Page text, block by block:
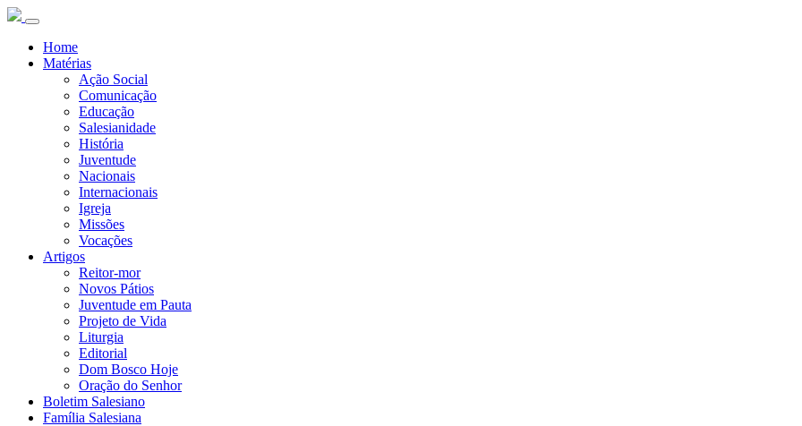
Home
Matérias
Ação Social
Comunicação
Educação
Salesianidade
História
Juventude
Nacionais
Internacionais
Igreja
Missões
Vocações
Artigos
Reitor-mor
Novos Pátios
Juventude em Pauta
Projeto de Vida
Liturgia
Editorial
Dom Bosco Hoje
Oração do Senhor
Boletim Salesiano
Família Salesiana